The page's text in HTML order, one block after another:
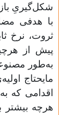
شکل‌گیریِ
با هدفی
ثروت، نرخ
پیش از
به‌طور
مایحتاج
اقدامی که به
هرچه بیشتر